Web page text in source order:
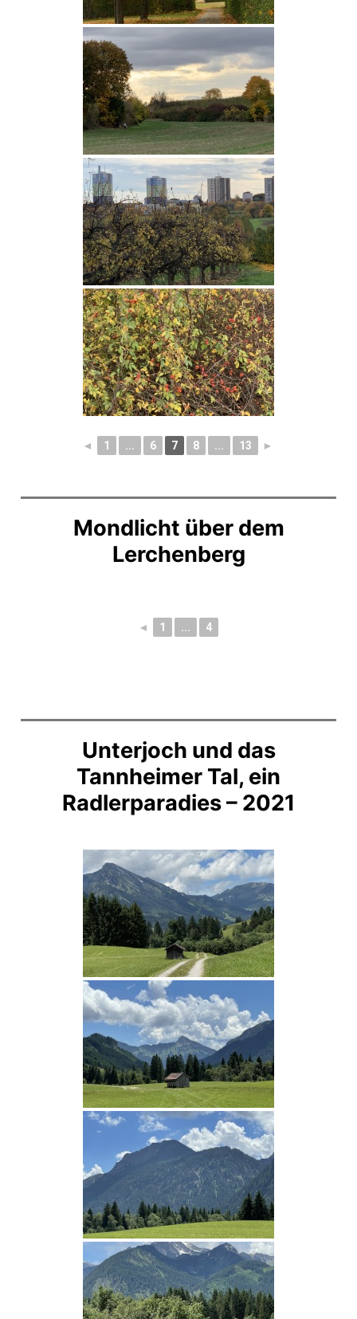
◄ 1 ... 6 7 8 ... 13 ►
Mondlicht über dem
Lerchenberg
◄ 1 ... 4
Unterjoch und das
Tannheimer Tal, ein
Radlerparadies – 2021